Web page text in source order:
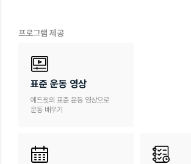
프로그램 제공
표준 운동 영상
에드핏의 표준 운동 영상으로
운동 배우기